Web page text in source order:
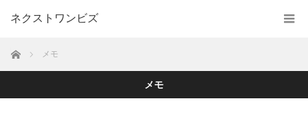
ネクストワンビズ
ホーム メモ
メモ